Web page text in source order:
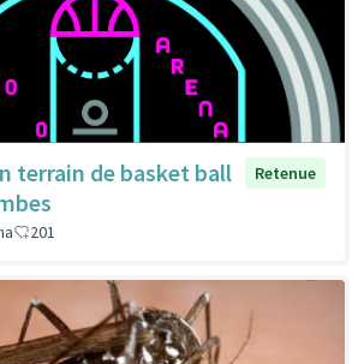
terrain de basket ball
Retenue
201